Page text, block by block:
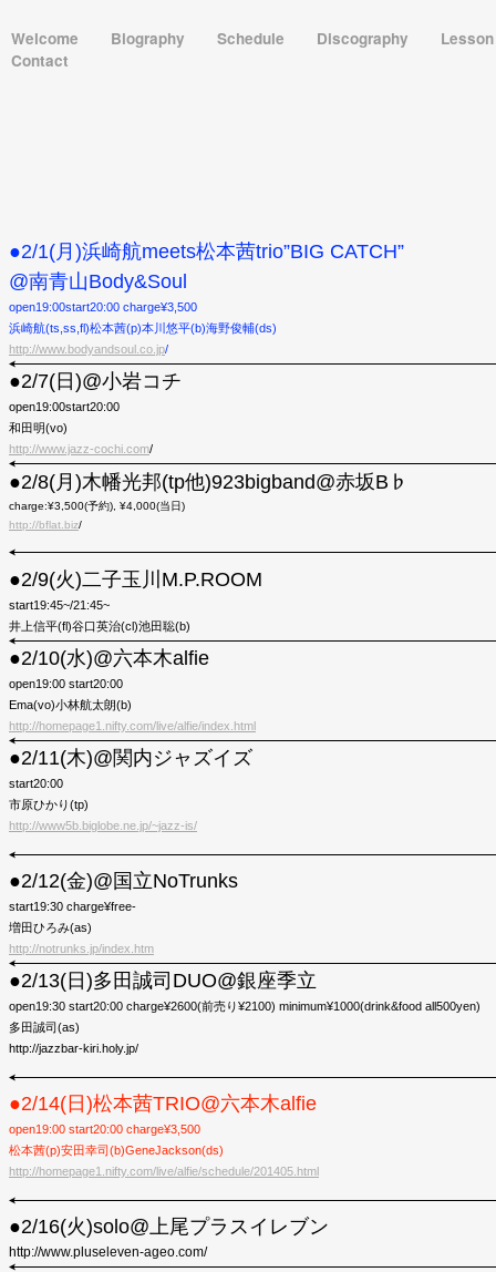
Welcome Biography Schedule Discography
Contact
●2/1(月)浜崎航meets松本茜trio”BIG CATCH”
@南青山Body&Soul
open19:00start20:00 charge¥3,500
浜崎航(ts,ss,fl)松本茜(p)本川悠平(b)海野俊輔(ds)
http://www.bodyandsoul.co.jp/
●2/7(日)@小岩コチ
open19:00start20:00
和田明(vo)
http://www.jazz-cochi.com/
●2/8(月)木幡光邦(tp他)923bigband@赤坂B♭
charge:¥3,500(予約), ¥4,000(当日)
http://bflat.biz/
●2/9(火)二子玉川M.P.ROOM
start19:45~/21:45~
井上信平(fl)谷口英治(cl)池田聡(b)
●2/10(水)@六本木alfie
open19:00 start20:00
Ema(vo)小林航太朗(b)
http://homepage1.nifty.com/live/alfie/index.html
●2/11(木)@関内ジャズイズ
start20:00
市原ひかり(tp)
http://www5b.biglobe.ne.jp/~jazz-is/
●2/12(金)@国立NoTrunks
start19:30 charge¥free-
増田ひろみ(as)
http://notrunks.jp/index.htm
●2/13(日)多田誠司DUO@銀座季立
open19:30 start20:00 charge¥2600(前売り¥2100) minimum¥1000(drink&food all500yen)
多田誠司(as)
http://jazzbar-kiri.holy.jp/
●2/14(日)松本茜TRIO@六本木alfie
open19:00 start20:00 charge¥3,500
松本茜(p)安田幸司(b)GeneJackson(ds)
http://homepage1.nifty.com/live/alfie/schedule/201405.html
●2/16(火)solo@上尾プラスイレブン
http://www.pluseleven-ageo.com/